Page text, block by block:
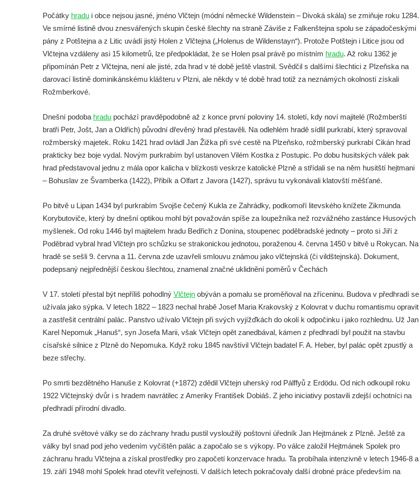
Tvrz Měrunice
Tvrz Libčeves
Tvrz Kuřívody
Tvrz Tlustec (Velký Valtinov)
Hrad Litýš
Hrad Levín (u Úštěku)
Hrad Potštejn
Hrad Jezdec
Hrad u Hvězdy
Hrad Čap
Hrad Bradlec
Hrad Klinštejn
Hrad Drábovna
Hrad Kvítkov
Hrad Milčany (Kickelsburg, nesprávně
Vítkovec)
Letohrádek Jíljov (Veilchenburg)
Hrad Větrov (Winterstein)
Hrad Blansko
Hrad Mojžíř
Hrad Gutštejn
Hrad Valečov
Hrad Valdštejn
Rousínovský hrádek
Hrad Švamberk (Krasíkov)
Hrad Štěpanice
Hrad Drábské světničky
Počátky hradu i obce nejsou jasné, jméno Vlčtejn (módní německé Wildenstein – Divoká skála) se zmiňuje roku 1284.
Ve smírné listině dvou znesvářených skupin české šlechty na straně Záviše z Falkenštejna spolu se západočeskými
pány z Potštejna a z Litic uvádí jistý Holen z Vlčtejna („Holenus de Wildenstayn“). Protože Potštejn i Litice jsou od
Vlčtejna vzdáleny asi 15 kilometrů, lze předpokládat, že se Holen psal právě po místním hradu. Až roku 1362 je
připomínán Petr z Vlčtejna, není ale jisté, zda hrad v té době ještě vlastnil. Svědčil s dalšími šlechtici z Plzeňska na
darovací listině dominikánskému klášteru v Plzni, ale někdy v té době hrad totiž za neznámých okolností získali
Rožmberkové.
Dnešní podoba hradu pochází pravděpodobně až z konce první poloviny 14. století, kdy noví majitelé (Rožmberští
bratři Petr, Jošt, Jan a Oldřich) původní dřevěný hrad přestavěli. Na odlehlém hradě sídlil purkrabí, který spravoval
rožmberský majetek. Roku 1421 hrad ovládl Jan Žižka při své cestě na Plzeňsko, rožmberský purkrabí Cikán hrad
prakticky bez boje vydal. Novým purkrabím byl ustanoven Vilém Kostka z Postupic. Po dobu husitských válek pak
hrad představoval jednu z mála opor kalicha v blízkosti veskrze katolické Plzně a střídali se na něm husitští hejtmani
– Bohuslav ze Švamberka (1422), Přibík a Olfart z Javora (1427), správu tu vykonávali klatovští měšťané.
Po bitvě u Lipan 1434 byl purkrabím Svojše čečený Kukla ze Zahrádky, podkomoří litevského knížete Zikmunda
Korybutoviče, který by dnešní optikou mohl být považován spíše za loupežníka než rozvážného zastánce Husových
myšlenek. Od roku 1446 byl majitelem hradu Bedřich z Donína, stoupenec poděbradské jednoty – proto si Jiří z
Poděbrad vybral hrad Vlčtejn pro schůzku se strakonickou jednotou, poraženou 4. června 1450 v bitvě u Rokycan. Na
hradě se sešli 9. června a 11. června zde uzavřeli smlouvu známou jako vlčtejnská (či vildštejnská). Dokument,
podepsaný nejpřednější českou šlechtou, znamenal značné uklidnění poměrů v Čechách
V 17. století přestal být nepříliš pohodlný Vlčtejn obýván a pomalu se proměňoval na zříceninu. Budova v předhradí se
užívala jako sýpka. V letech 1822 – 1823 nechal hrabě Josef Maria Krakovský z Kolovrat v duchu romantismu opravit
a zastřešit centrální palác. Panstvo užívalo Vlčtejn při svých vyjížďkách do okolí k odpočinku i jako rozhlednu. Už Jan
Karel Nepomuk „Hanuš“, syn Josefa Marii, však Vlčtejn opět zanedbával, kámen z předhradí byl použit na stavbu
císařské silnice z Plzně do Nepomuka. Když roku 1845 navštívil Vlčtejn badatel F. A. Heber, byl palác opět zpustlý a
beze střechy.
Po smrti bezdětného Hanuše z Kolovrat (+1872) zdědil Vlčtejn uherský rod Pálffyů z Erdödu. Od nich odkoupil roku
1922 Vlčtejnský dvůr i s hradem navrátilec z Ameriky František Dobiáš. Z jeho iniciativy postavili zdejší ochotníci na
předhradí přírodní divadlo.
Za druhé světové války se do záchrany hradu pustil vysloužilý poštovní úředník Jan Hejtmánek z Plzně. Ještě za
války byl snad pod jeho vedením vyčištěn palác a započalo se s výkopy. Po válce založil Hejtmánek Spolek pro
záchranu hradu Vlčtejna a získal prostředky pro započetí konzervace hradu. Ta probíhala intenzivně v letech 1946-8 a
19. září 1948 mohl Spolek hrad otevřít veřejnosti. V dalších letech pokračovaly další drobné práce především na